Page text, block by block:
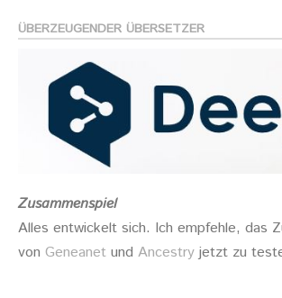
ÜBERZEUGENDER ÜBERSETZER
Zusammenspiel
Alles entwickelt sich. Ich empfehle, das
von Geneanet und Ancestry jetzt zu